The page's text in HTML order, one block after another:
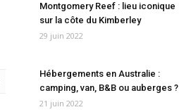
Montgomery Reef : lieu iconique
sur la côte du Kimberley
29 juin 2022
Hébergements en Australie :
camping, van, B&B ou auberges ?
21 juin 2022